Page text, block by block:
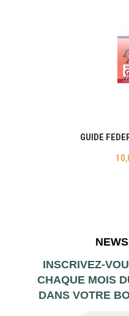
GUIDE
INSCRIVEZ-
CHAQUE MOIS
DANS VOTRE